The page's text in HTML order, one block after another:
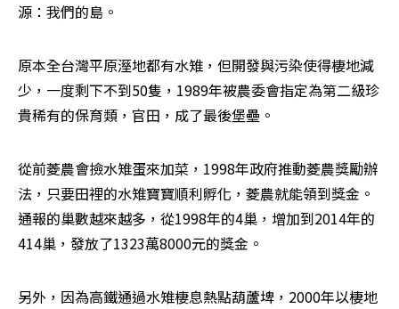
源：我們的島。
原本全台灣平原溼地都有水雉，但開發與污染使得棲地減
少，一度剩下不到50隻，1989年被農委會指定為第二級珍
貴稀有的保育類，官田，成了最後堡壘。
從前菱農會撿水雉蛋來加菜，1998年政府推動菱農獎勵辦
法，只要田裡的水雉寶寶順利孵化，菱農就能領到獎金。
通報的巢數越來越多，從1998年的4巢，增加到2014年的
414巢，發放了1323萬8000元的獎金。
另外，因為高鐵通過水雉棲息熱點葫蘆埤，2000年以棲地